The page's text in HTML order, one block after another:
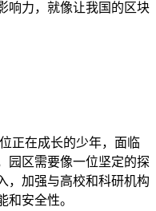
响力，就像让我国的区块
正在成长的少年，面临
园区需要像一位坚定的探
，加强与高校和科研机构
和安全性。